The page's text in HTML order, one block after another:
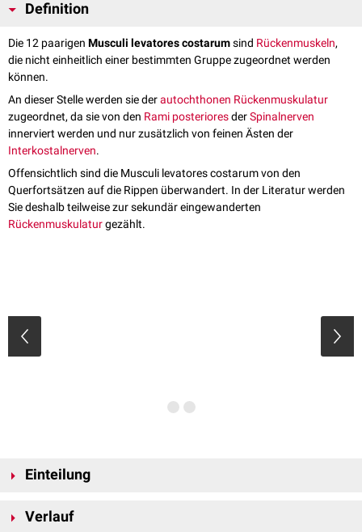
Definition
Die 12 paarigen Musculi levatores costarumsind Rückenmuskeln,
die nicht einheitlich einer bestimmten Gruppe zugeordnet werden
können.
An dieser Stelle werden sie derautochthonen Rückenmuskulatur
zugeordnet, da sie von den Rami posterioresderSpinalnerven
innerviert werden und nur zusätzlich von feinen Ästen der
Interkostalnerven.
Offensichtlich sind die Musculi levatores costarum von den
Querfortsätzen auf die Rippen überwandert. In der Literatur werden
Sie deshalb teilweise zur sekundär eingewanderten
Rückenmuskulaturgezählt.
Einteilung
Gruppen einteilen:
Verlauf